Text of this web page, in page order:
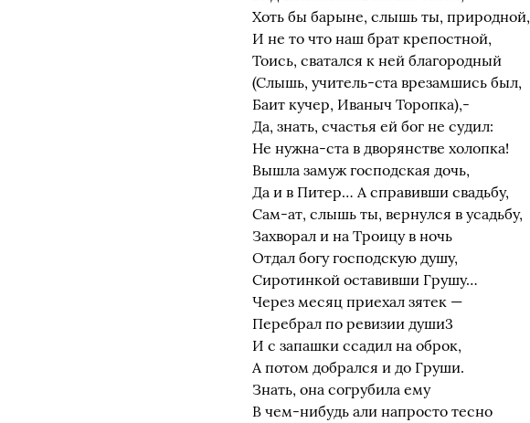
Хоть бы барыне, слышь ты, природной,
И не то что наш брат крепостной,
Тоись, сватался к ней благородный
(Слышь, учитель-ста врезамшись был,
Баит кучер, Иваныч Торопка),-
Да, знать, счастья ей бог не судил:
Не нужна-ста в дворянстве холопка!
Вышла замуж господская дочь,
Да и в Питер… А справивши свадьбу,
Сам-ат, слышь ты, вернулся в усадьбу,
Захворал и на Троицу в ночь
Отдал богу господскую душу,
Сиротинкой оставивши Грушу…
Через месяц приехал зятек —
Перебрал по ревизии души3
И с запашки ссадил на оброк,
А потом добрался и до Груши.
Знать, она согрубила ему
В чем-нибудь али напросто тесно